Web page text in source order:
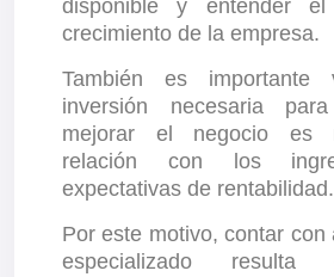
disponible y entender
crecimiento de la empresa.
También es
inversión necesaria
mejorar el negocio es
relación con los
expectativas de rentabilidad.
Por este motivo, contar con
especializado resulta